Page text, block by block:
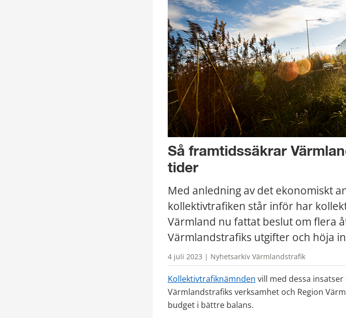
Så framtidssäkrar
tider
Med anledning av det ekonomiskt
kollektivtrafiken står inför har
Värmland nu fattat beslut om flera
Värmlandstrafiks utgifter och höja
4 juli 2023 | Nyhetsarkiv Värmlandstrafik
Kollektivtrafiknämnden vill med dessa
Värmlandstrafiks verksamhet och Region
budget i bättre balans.